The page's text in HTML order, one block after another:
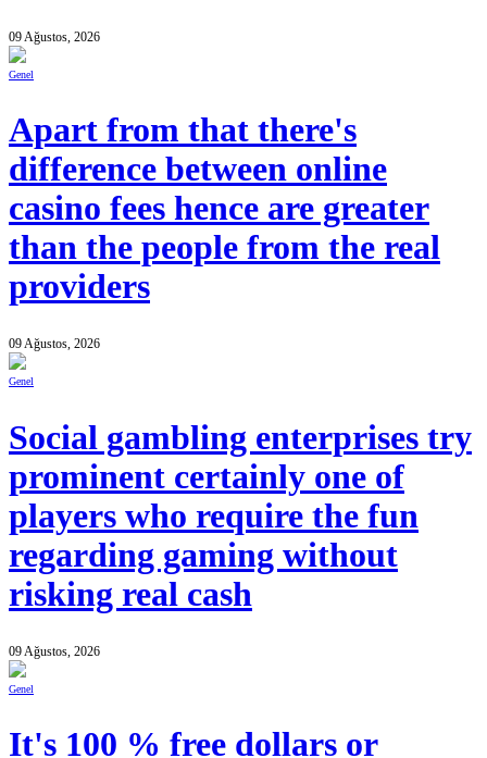
09 Ağustos, 2026
Genel
Apart from that there's
difference between online
casino fees hence are greater
than the people from the real
providers
09 Ağustos, 2026
Genel
Social gambling enterprises try
prominent certainly one of
players who require the fun
regarding gaming without
risking real cash
09 Ağustos, 2026
Genel
It's 100 % free dollars or